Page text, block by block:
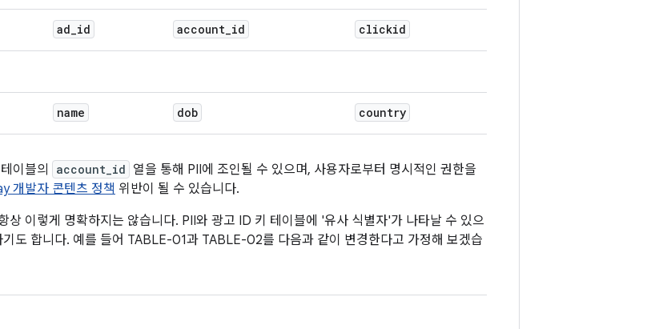
ad_id account_id clickid
name dob country
이블의 account_id 열을 통해 PII에 조인될 수 있으며, 사용자로부터 명시적인 권한을
개발자 콘텐츠 정책 위반이 될 수 있습니다.
상 이렇게 명확하지는 않습니다. PII와 광고 ID 키 테이블에 '유사 식별자'가 나타날 수 있으
도 합니다. 예를 들어 TABLE-01과 TABLE-02를 다음과 같이 변경한다고 가정해 보겠습